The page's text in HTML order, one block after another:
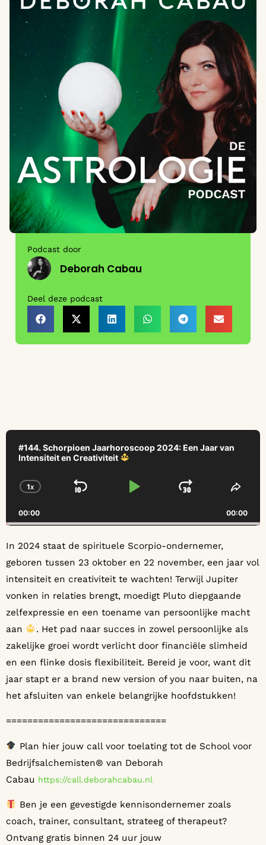
Podcast door
Deborah Cabau
Deel deze podcast
Audio
Player
#144. Schorpioen Jaarhoroscoop 2024: Een Jaar van
Intensiteit en Creativiteit
CHANGE PLAYBACK RATE
1X SKIP BACKWARD
PLAY PAUSE
JUMP
00:00 00:00
In 2024 staat de spirituele Scorpio-ondernemer,
geboren tussen 23 oktober en 22 november, een jaar vol
intensiteit en creativiteit te wachten! Terwijl Jupiter
vonken in relaties brengt, moedigt Pluto diepgaande
zelfexpressie en een toename van persoonlijke macht
aan
. Het pad naar succes in zowel persoonlijke als
zakelijke groei wordt verlicht door financiële slimheid
en een flinke dosis flexibiliteit. Bereid je voor, want dit
jaar stapt er a brand new version of you naar buiten, na
het afsluiten van enkele belangrijke hoofdstukken!
==============================
Plan hier jouw call voor toelating tot de School voor
Bedrijfsalchemisten® van Deborah
Cabau ⁠⁠⁠⁠⁠⁠⁠⁠⁠⁠⁠⁠⁠⁠⁠⁠⁠⁠⁠⁠⁠⁠⁠⁠⁠⁠⁠⁠⁠⁠⁠⁠⁠⁠⁠⁠⁠⁠⁠⁠⁠⁠⁠https://call.deborahcabau.nl⁠⁠⁠⁠⁠⁠⁠⁠⁠⁠⁠⁠⁠⁠⁠⁠⁠⁠⁠⁠⁠⁠⁠⁠⁠⁠⁠⁠⁠⁠⁠⁠⁠⁠⁠⁠⁠⁠⁠⁠⁠⁠⁠
Ben je een gevestigde kennisondernemer zoals
coach, trainer, consultant, strateeg of therapeut?
Ontvang gratis binnen 24 uur jouw